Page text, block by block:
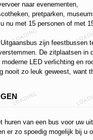
naar evenementen,
pretparken,
nu met 15 personen of met
zijn feestbussen
De zitplaatsen
LED verlichting en
nooit zo leuk geweest, want
huren van een bus voor uw
er zo spoedig mogelijk bij u